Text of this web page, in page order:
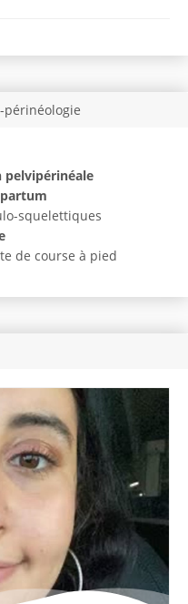
périnéologie
pelvipérinéale
squelettiques
de course à pied